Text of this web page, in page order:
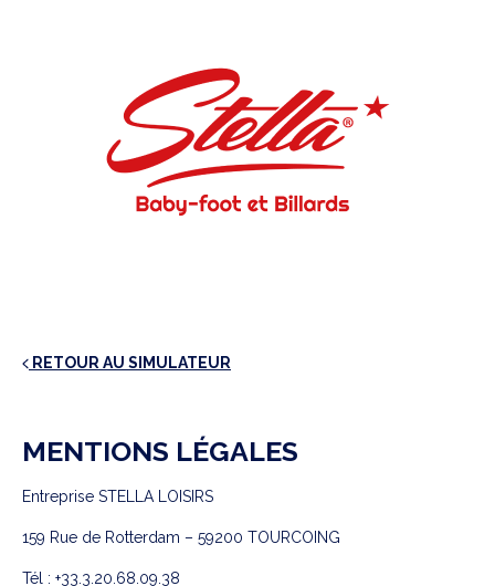
RETOUR AU SIMULATEUR
MENTIONS LÉGALES
Entreprise STELLA LOISIRS
159 Rue de Rotterdam – 59200 TOURCOING
Tél : +33.3.20.68.09.38